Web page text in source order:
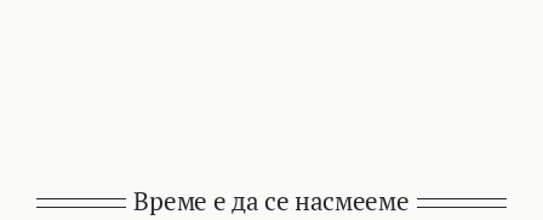
Време е да се насмееме